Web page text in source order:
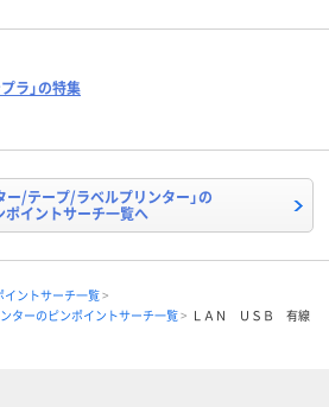
ラ」の特集
ー/テープ/ラベルプリンター」の
ポイントサーチ一覧へ
イントサーチ一覧
ターのピンポイントサーチ一覧
ＬＡＮ ＵＳＢ 有線